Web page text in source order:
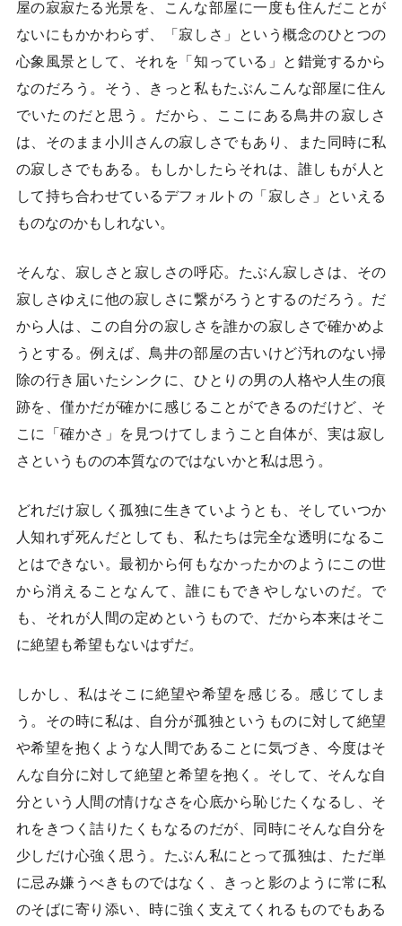
屋の寂寂たる光景を、こんな部屋に一度も住んだことが
ないにもかかわらず、「寂しさ」という概念のひとつの
心象風景として、それを「知っている」と錯覚するから
なのだろう。そう、きっと私もたぶんこんな部屋に住ん
でいたのだと思う。だから、ここにある鳥井の寂しさ
は、そのまま小川さんの寂しさでもあり、また同時に私
の寂しさでもある。もしかしたらそれは、誰しもが人と
して持ち合わせているデフォルトの「寂しさ」といえる
ものなのかもしれない。
そんな、寂しさと寂しさの呼応。たぶん寂しさは、その
寂しさゆえに他の寂しさに繋がろうとするのだろう。だ
から人は、この自分の寂しさを誰かの寂しさで確かめよ
うとする。例えば、鳥井の部屋の古いけど汚れのない掃
除の行き届いたシンクに、ひとりの男の人格や人生の痕
跡を、僅かだが確かに感じることができるのだけど、そ
こに「確かさ」を見つけてしまうこと自体が、実は寂し
さというものの本質なのではないかと私は思う。
どれだけ寂しく孤独に生きていようとも、そしていつか
人知れず死んだとしても、私たちは完全な透明になるこ
とはできない。最初から何もなかったかのようにこの世
から消えることなんて、誰にもできやしないのだ。で
も、それが人間の定めというもので、だから本来はそこ
に絶望も希望もないはずだ。
しかし、私はそこに絶望や希望を感じる。感じてしま
う。その時に私は、自分が孤独というものに対して絶望
や希望を抱くような人間であることに気づき、今度はそ
んな自分に対して絶望と希望を抱く。そして、そんな自
分という人間の情けなさを心底から恥じたくなるし、そ
れをきつく詰りたくもなるのだが、同時にそんな自分を
少しだけ心強く思う。たぶん私にとって孤独は、ただ単
に忌み嫌うべきものではなく、きっと影のように常に私
のそばに寄り添い、時に強く支えてくれるものでもある